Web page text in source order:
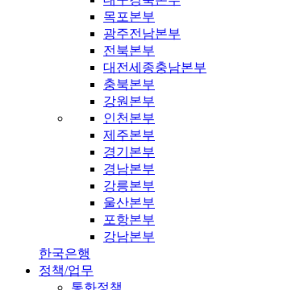
목포본부
광주전남본부
전북본부
대전세종충남본부
충북본부
강원본부
인천본부
제주본부
경기본부
경남본부
강릉본부
울산본부
포항본부
강남본부
한국은행
정책/업무
통화정책